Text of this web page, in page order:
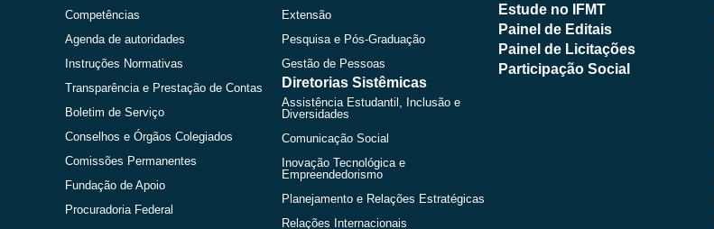
Competências
Agenda de autoridades
Instruções Normativas
Transparência e Prestação de Contas
Boletim de Serviço
Conselhos e Órgãos Colegiados
Comissões Permanentes
Fundação de Apoio
Procuradoria Federal
Extensão
Pesquisa e Pós-Graduação
Gestão de Pessoas
Diretorias Sistêmicas
Assistência Estudantil, Inclusão e
Diversidades
Comunicação Social
Inovação Tecnológica e
Empreendedorismo
Planejamento e Relações Estratégicas
Relações Internacionais
Estude no IFMT
Painel de Editais
Painel de Licitações
Participação Social